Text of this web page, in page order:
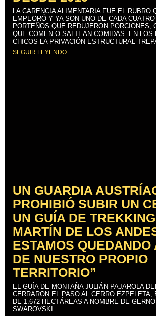
LA CARENCIA ALIMENTARIA FUE EL RUBRO
EMPEORÓ Y YA SON UNO DE CADA
PORTEÑOS QUE REDUJERON PORCIONES,
QUE COMEN O SALTEAN COMIDAS. EN LOS
CHICOS LA PRIVACIÓN ESTRUCTURAL
SEGUIR LEYENDO
UN GUARDIA
PROHIBIÓ SUBIR UN
UN GUÍA DE
MARTÍN DE LOS
ESTAMOS QUEDANDO
DE NUESTRO PROPIO
TERRITORIO”
EL GUÍA DE MONTAÑA JULIÁN PAJAROLA
CERRARON EL PASO AL CERRO EZPELETA,
DE 1.672 HECTÁREAS A NOMBRE DE
SWAROVSKI.